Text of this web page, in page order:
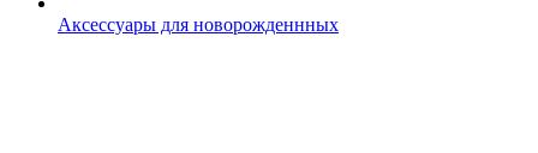
Аксессуары для новорожденнных